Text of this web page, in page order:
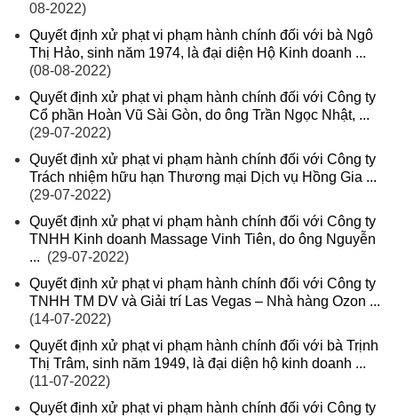
08-2022)
Quyết định xử phạt vi phạm hành chính đối với bà Ngô
Thị Hảo, sinh năm 1974, là đại diện Hộ Kinh doanh ...
(08-08-2022)
Quyết định xử phạt vi phạm hành chính đối với Công ty
Cổ phần Hoàn Vũ Sài Gòn, do ông Trần Ngọc Nhật, ...
(29-07-2022)
Quyết định xử phạt vi phạm hành chính đối với Công ty
Trách nhiệm hữu hạn Thương mại Dịch vụ Hồng Gia ...
(29-07-2022)
Quyết định xử phạt vi phạm hành chính đối với Công ty
TNHH Kinh doanh Massage Vinh Tiên, do ông Nguyễn
... (29-07-2022)
Quyết định xử phạt vi phạm hành chính đối với Công ty
TNHH TM DV và Giải trí Las Vegas – Nhà hàng Ozon ...
(14-07-2022)
Quyết định xử phạt vi phạm hành chính đối với bà Trịnh
Thị Trâm, sinh năm 1949, là đại diện hộ kinh doanh ...
(11-07-2022)
Quyết định xử phạt vi phạm hành chính đối với Công ty